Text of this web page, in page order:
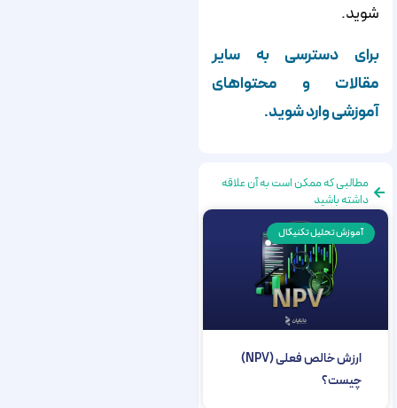
شوید.
برای دسترسی به سایر
مقالات و محتواهای
آموزشی وارد شوید.
مطالبی که ممکن است به آن علاقه
داشته باشید
آموزش تحلیل تکنیکال
ارزش خالص فعلی (NPV)
چیست؟